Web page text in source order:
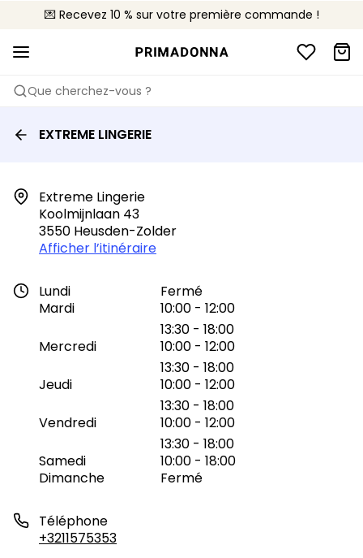
💌 Recevez 10 % sur votre première commande !
🚚 Livraison gratuite à partir de 90€
📦 Retours gratuits
Que cherchez-vous ?
EXTREME LINGERIE
Extreme Lingerie
Koolmijnlaan 43
3550 Heusden-Zolder
Afficher l’itinéraire
Lundi
Fermé
Mardi
10:00 - 12:00
13:30 - 18:00
Mercredi
10:00 - 12:00
13:30 - 18:00
Jeudi
10:00 - 12:00
13:30 - 18:00
Vendredi
10:00 - 12:00
13:30 - 18:00
Samedi
10:00 - 18:00
Dimanche
Fermé
Téléphone
+3211575353